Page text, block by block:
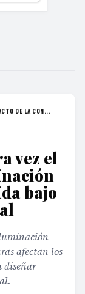
DE LA CON...
vez el
bajo
afectan los
diseñar